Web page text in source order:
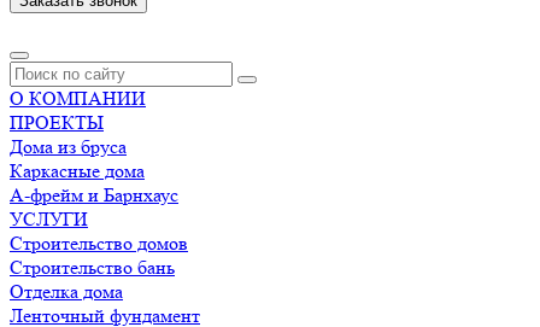
О КОМПАНИИ
ПРОЕКТЫ
Дома из бруса
Каркасные дома
А-фрейм и Барнхаус
УСЛУГИ
Строительство домов
Строительство бань
Отделка дома
Ленточный фундамент